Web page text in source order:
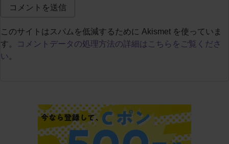
このサイトはスパムを低減するために Akismet を使っていま
す。
コメントデータの処理方法の詳細はこちらをご覧くださ
い。